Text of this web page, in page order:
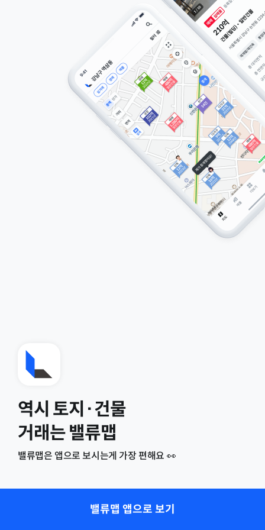
역시 토지·건물
거래는 밸류맵
밸류맵은 앱으로 보시는게 가장 편해요 👀
밸류맵 앱으로 보기